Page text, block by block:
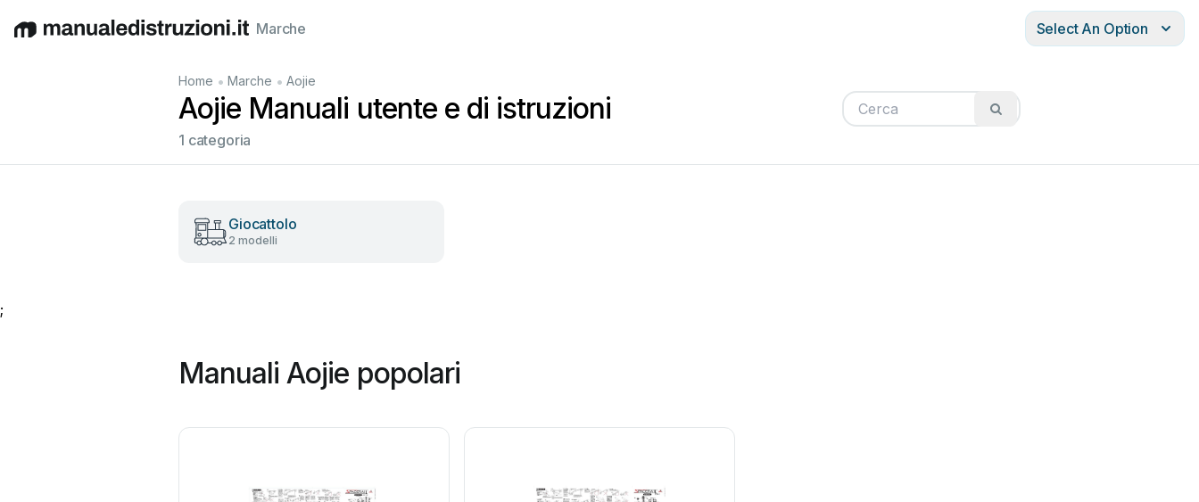
EnglishDeutschEspañol Italiano Français
Marche Select An Option
Home • Marche • Aojie
Aojie Manuali utente e di istruzioni
1 categoria
Giocattolo
2 modelli
;
Manuali Aojie popolari